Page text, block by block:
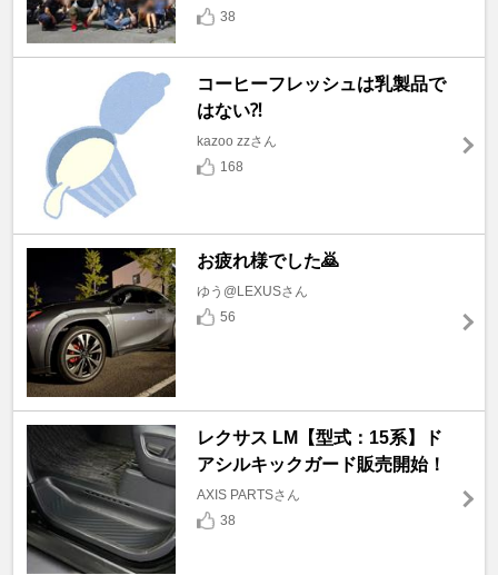
38
コーヒーフレッシュは乳製品で
はない⁈
kazoo zzさん
168
お疲れ様でした🙇
ゆう@LEXUSさん
56
レクサス LM【型式：15系】ド
アシルキックガード販売開始！
AXIS PARTSさん
38